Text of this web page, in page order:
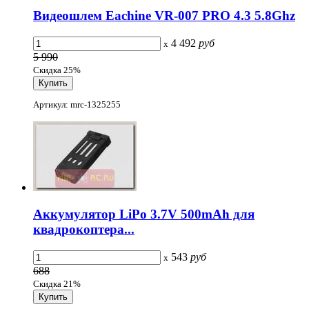
Видеошлем Eachine VR-007 PRO 4.3 5.8Ghz
x 4 492 руб
5 990
Скидка 25%
Артикул: mrc-1325255
Аккумулятор LiPo 3.7V 500mAh для
квадрокоптера...
x 543 руб
688
Скидка 21%